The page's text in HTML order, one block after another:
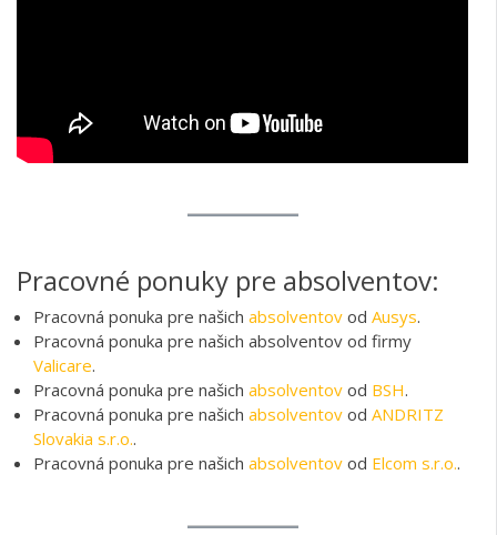
Pracovné ponuky pre absolventov:
Pracovná ponuka pre našich absolventov od Ausys.
Pracovná ponuka pre našich absolventov od firmy
Valicare.
Pracovná ponuka pre našich absolventov od BSH.
Pracovná ponuka pre našich absolventov od ANDRITZ
Slovakia s.r.o..
Pracovná ponuka pre našich absolventov od Elcom s.r.o..